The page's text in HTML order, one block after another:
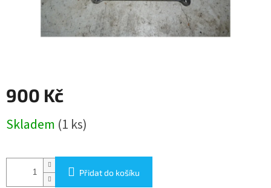
900 Kč
cena:
Skladem (1 ks)
Přidat do košíku